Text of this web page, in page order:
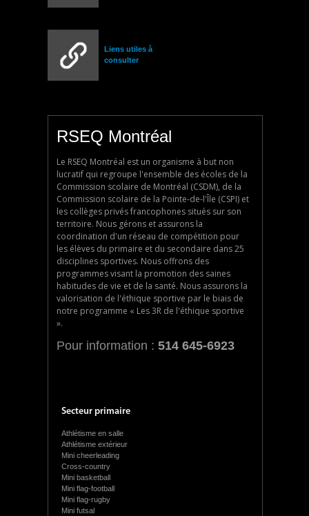
Liens utiles à
consulter
RSEQ Montréal
Le RSEQ Montréal est un organisme à but non
lucratif qui regroupe l'ensemble des écoles de la
Commission scolaire de Montréal (CSDM), de la
Commission scolaire de la Pointe-de-l'Île (CSPI) et
les collèges privés francophones situés sur son
territoire. Nous gérons et assurons la
coordination d'un réseau de compétition pour
les élèves du primaire et du secondaire dans 25
disciplines sportives. Nous offrons des
programmes visant la promotion des saines
habitudes de vie et de la santé. Nous assurons la
valorisation de l'éthique sportive par le biais de
notre programme « Les 3R de l'éthique sportive
».
Pour information : 514 645-6923
Secteur primaire
Athlétisme en salle
Athlétisme extérieur
Mini cheerleading
Cross-country
Mini basketball
Mini flag-football
Mini flag-rugby
Mini futsal